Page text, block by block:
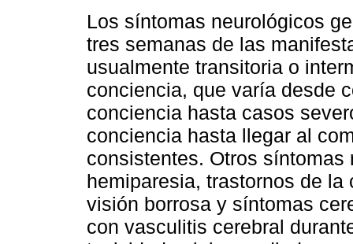
Los síntomas neurológicos
tres semanas de las
usualmente transitoria o
conciencia, que varía desde
conciencia hasta casos
conciencia hasta llegar al
consistentes. Otros
hemiparesia, trastornos de
visión borrosa y síntomas
con vasculitis cerebral